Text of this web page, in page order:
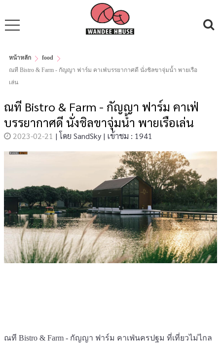
หน้าหลัก
food
ณที Bistro & Farm - กัญญา ฟาร์ม คาเฟ่บรรยากาศดี นั่งชิลขาจุ่มน้ำ พายเรือ
เล่น
ณที Bistro & Farm - กัญญา ฟาร์ม คาเฟ่
บรรยากาศดี นั่งชิลขาจุ่มน้ำ พายเรือเล่น
2023-02-21 | โดย SandSky | เข้าชม : 1941
ณที Bistro & Farm - กัญญา ฟาร์ม คาเฟ่นครปฐม ที่เที่ยวไม่ไกล